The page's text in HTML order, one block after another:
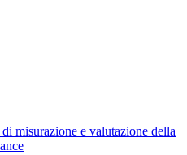
di misurazione e valutazione della